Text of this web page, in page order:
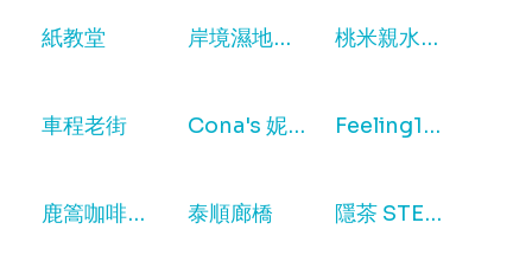
紙教堂 岸境濕地莊園 桃米親水公園
車程老街 Cona's 妮娜巧克力夢想城堡 Feeling18 南投埔里18度C巧克力工房
鹿篙咖啡莊園 泰順廊橋 隱茶 STEAM